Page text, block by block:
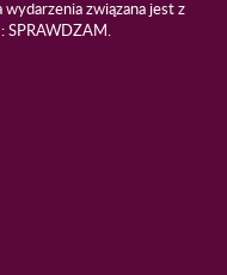
związana jest z
SPRAWDZAM.